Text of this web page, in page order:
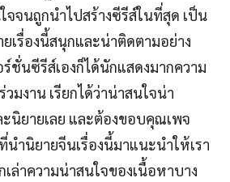
จจนถูกนำไปสร้างซีรีส์ในที่สุด เป็น
เรื่องนี้สนุกและน่าติดตามอย่าง
ชั่นซีรีส์เองก็ได้นักแสดงมากความ
มงาน เรียกได้ว่าน่าสนใจน่า
นิยายเลย และต้องขอบคุณเพจ
ที่นำนิยายจีนเรื่องนี้มาแนะนำให้เรา
ล่าความน่าสนใจของเนื้อหาบาง